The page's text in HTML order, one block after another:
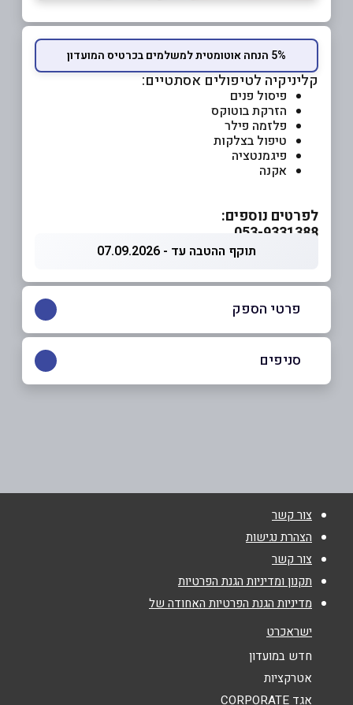
5% הנחה אוטומטית למשלמים בכרטיס המועדון
קליניקיה לטיפולים אסתטיים:
פיסול פנים
הזרקת בוטוקס
פלזמה פילר
טיפול בצלקות
פיגמנטציה
אקנה
לפרטים נוספים:
053-9331388
תוקף ההטבה עד - 07.09.2026
פרטי הספק
נושא*
אנא חזרו אלי בקשר ל...
סניפים
צור קשר
הצהרת נגישות
צור קשר
תקנון ומדיניות הגנת הפרטיות
מדיניות הגנת הפרטיות האחודה של
ישראכרט
חדש במועדון
אטרקציות
אגד CORPORATE